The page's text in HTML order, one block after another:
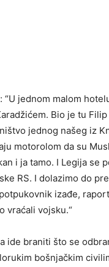
jednom malom
Bio je tu
jednog našeg iz
motorolom da su
i ja tamo. I Legija se
RS. I dolazimo do
izađe,
vraćali vojsku.“
ide braniti što se
bošnjačkim